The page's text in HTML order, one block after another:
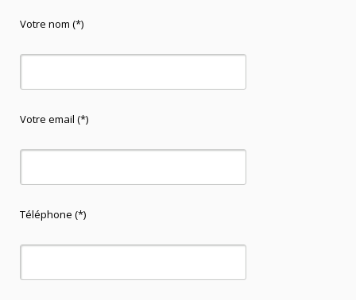
Votre nom (*)
Votre email (*)
Téléphone (*)